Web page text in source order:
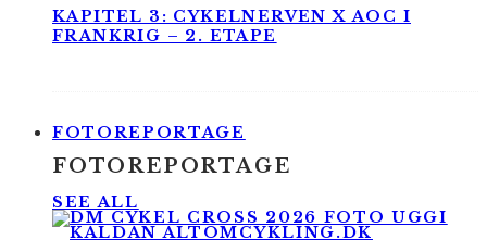
KAPITEL 3: CYKELNERVEN X AOC I
FRANKRIG – 2. ETAPE
FOTOREPORTAGE
FOTOREPORTAGE
SEE ALL